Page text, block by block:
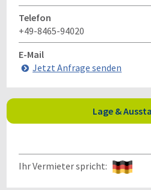
Telefon
+49-8465-94020
E-Mail
Jetzt Anfrage senden
Lage &
Ihr Vermieter spricht: